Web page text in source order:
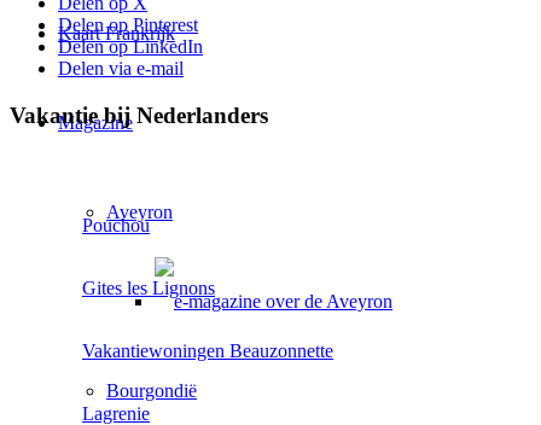
Kaart Frankrijk
Magazine
Aveyron
Bourgondië
Delen op Pinterest
Delen op LinkedIn
Delen via e-mail
Vakantie bij Nederlanders
Pouchou
Gites les Lignons
Vakantiewoningen Beauzonnette
Lagrenie